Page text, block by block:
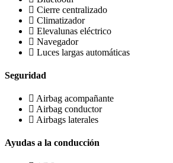
Cierre centralizado
Climatizador
Elevalunas eléctrico
Navegador
Luces largas automáticas
Seguridad
Airbag acompañante
Airbag conductor
Airbags laterales
Ayudas a la conducción